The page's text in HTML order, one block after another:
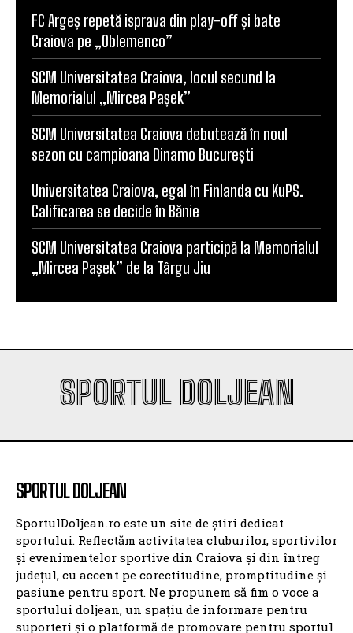
FC Argeș repetă isprava din play-off și bate
Craiova pe „Oblemenco”
SCM Universitatea Craiova, locul secund la
Memorialul „Mircea Pașek”
SCM Universitatea Craiova debutează în noul
sezon cu campioana Dinamo București
Universitatea Craiova, egal în Finlanda cu KuPS.
Calificarea se decide în Bănie
SCM Universitatea Craiova participă la Memorialul
„Mircea Pașek” de la Târgu Jiu
SPORTUL DOLJEAN
SPORTUL DOLJEAN
SportulDoljean.ro este un site de știri dedicat
sportului. Reflectăm activitatea cluburilor, sportivilor
și evenimentelor sportive din Craiova și din întreg
județul, cu accent pe corectitudine, promptitudine și
pasiune pentru sport. Ne propunem să fim o voce a
sportului doljean, un spațiu de informare pentru
suporteri și o platformă de promovare pentru sportul